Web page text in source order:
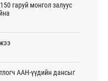
гаруй монгол залуус
ААН-үүдийн дансыг